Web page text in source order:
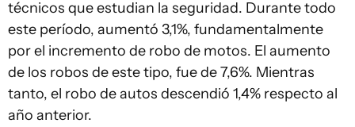
técnicos que estudian la seguridad. Durante todo
este período, aumentó 3,1%, fundamentalmente
por el incremento de robo de motos. El aumento
de los robos de este tipo, fue de 7,6%. Mientras
tanto, el robo de autos descendió 1,4% respecto al
año anterior.